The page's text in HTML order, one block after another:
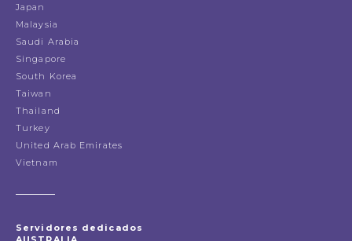
Japan
Malaysia
Saudi Arabia
Singapore
South Korea
Taiwan
Thailand
Turkey
United Arab Emirates
Vietnam
Servidores dedicados